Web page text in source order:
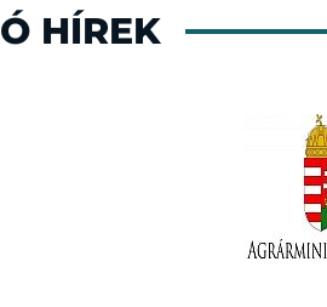
HÍREK